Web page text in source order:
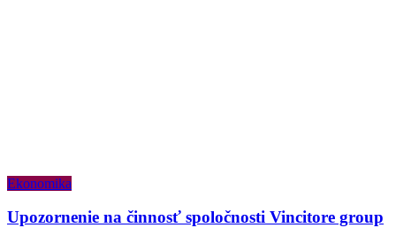
Ekonomika
Upozornenie na činnosť spoločnosti Vincitore group